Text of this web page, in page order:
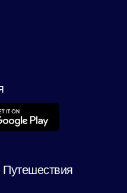
Путешествия